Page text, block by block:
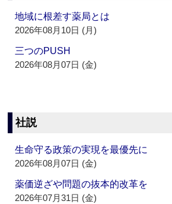
地域に根差す薬局とは
2026年08月10日 (月)
三つのPUSH
2026年08月07日 (金)
社説
生命守る政策の実現を最優先に
2026年08月07日 (金)
薬価逆ざや問題の抜本的改革を
2026年07月31日 (金)